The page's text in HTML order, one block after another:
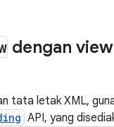
dengan
tata letak XML,
API, yang